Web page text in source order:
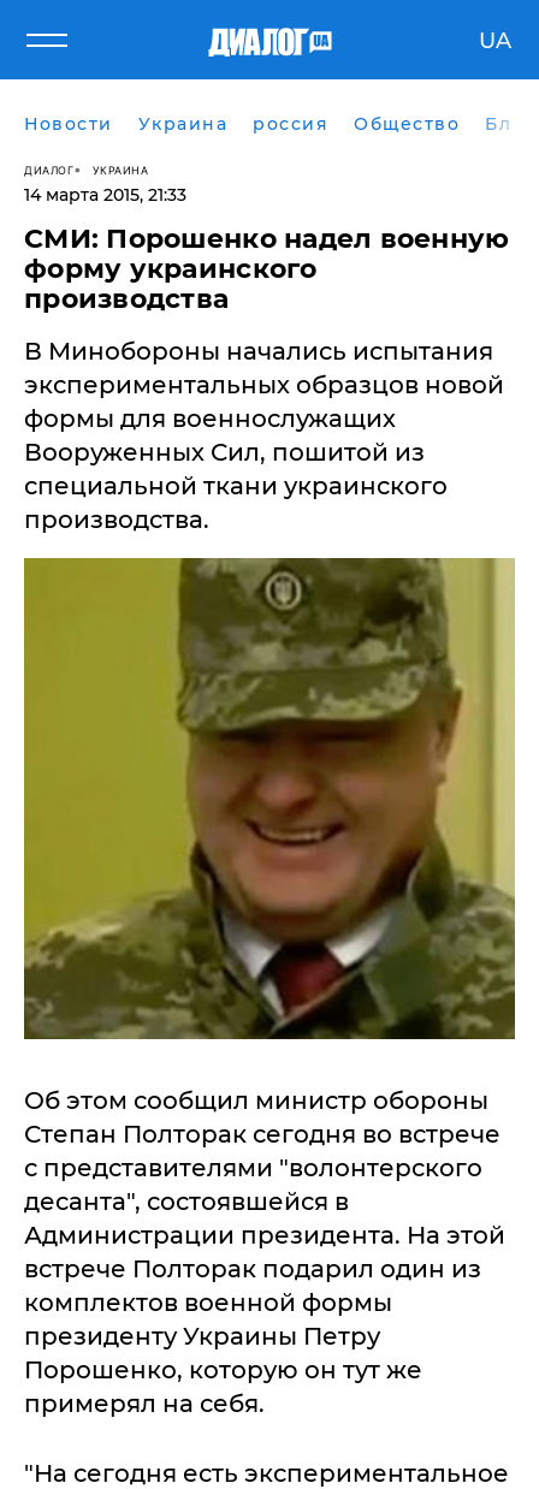
UA
Новости Украина россия Общество
ДИАЛОГ УКРАИНА
14 марта 2015, 21:33
СМИ: Порошенко надел военную
форму украинского
производства
В Минобороны начались испытания
экспериментальных образцов новой
формы для военнослужащих
Вооруженных Сил, пошитой из
специальной ткани украинского
производства.
Об этом сообщил министр обороны
Степан Полторак сегодня во встрече
с представителями "волонтерского
десанта", состоявшейся в
Администрации президента. На этой
встрече Полторак подарил один из
комплектов военной формы
президенту Украины Петру
Порошенко, которую он тут же
примерял на себя.
"На сегодня есть экспериментальное